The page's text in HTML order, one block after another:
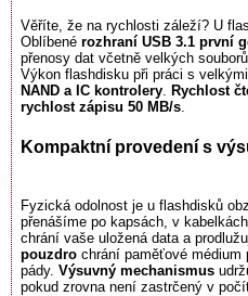
Věříte, že na rychlosti záleží? U
Oblíbené rozhraní USB 3.1 první
přenosy dat včetně velkých
Výkon flashdisku při práci s
NAND a IC kontrolery. Rychlost
rychlost zápisu 50 MB/s.
Kompaktní provedení s
Fyzická odolnost je u flashdisků
přenášíme po kapsách, v
chrání vaše uložená data a
pouzdro chrání paměťové médium
pády. Výsuvný mechanismus
pokud zrovna není zastrčený v